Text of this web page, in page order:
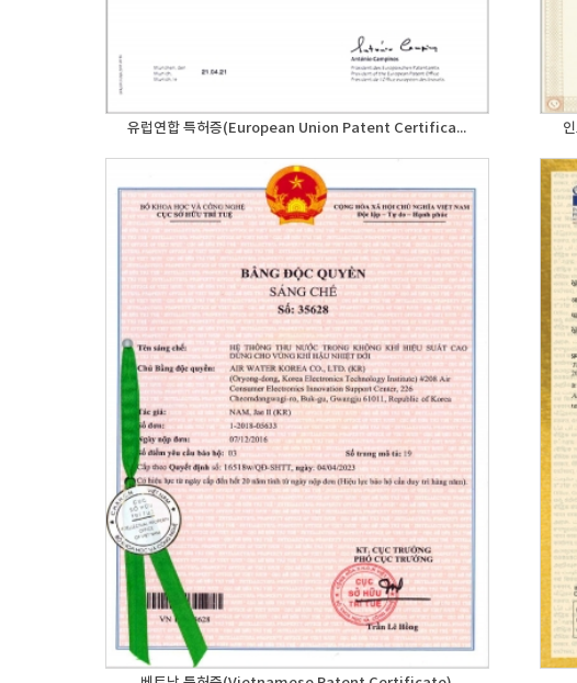
유럽연합 특허증(European Union Patent Certifica...